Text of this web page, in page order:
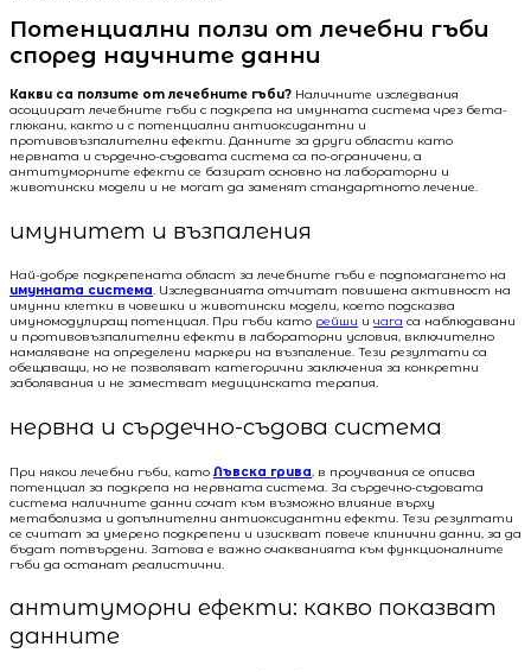
Потенциални ползи от лечебни гъби
според научните данни
Какви са ползите от лечебните гъби? Наличните изследвания
асоциират лечебните гъби с подкрепа на имунната система чрез бета-
глюкани, както и с потенциални антиоксидантни и
противовъзпалителни ефекти. Данните за други области като
нервната и сърдечно-съдовата система са по-ограничени, а
антитуморните ефекти се базират основно на лабораторни и
животински модели и не могат да заменят стандартното лечение.
имунитет и възпаления
Най-добре подкрепената област за лечебните гъби е подпомагането на
имунната система. Изследванията отчитат повишена активност на
имунни клетки в човешки и животински модели, което подсказва
имуномодулиращ потенциал. При гъби като рейши и чага са наблюдавани
и противовъзпалителни ефекти в лабораторни условия, включително
намаляване на определени маркери на възпаление. Тези резултати са
обещаващи, но не позволяват категорични заключения за конкретни
заболявания и не заместват медицинската терапия.
нервна и сърдечно-съдова система
При някои лечебни гъби, като Лъвска грива, в проучвания се описва
потенциал за подкрепа на нервната система. За сърдечно-съдовата
система наличните данни сочат към възможно влияние върху
метаболизма и допълнителни антиоксидантни ефекти. Тези резултати
се считат за умерено подкрепени и изискват повече клинични данни, за да
бъдат потвърдени. Затова е важно очакванията към функционалните
гъби да останат реалистични.
антитуморни ефекти: какво показват
данните